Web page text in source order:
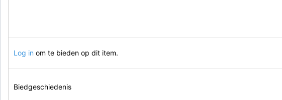
Log in om te bieden op dit item.
Biedgeschiedenis